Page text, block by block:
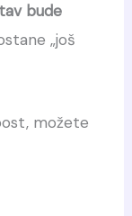
bude
„još
možete